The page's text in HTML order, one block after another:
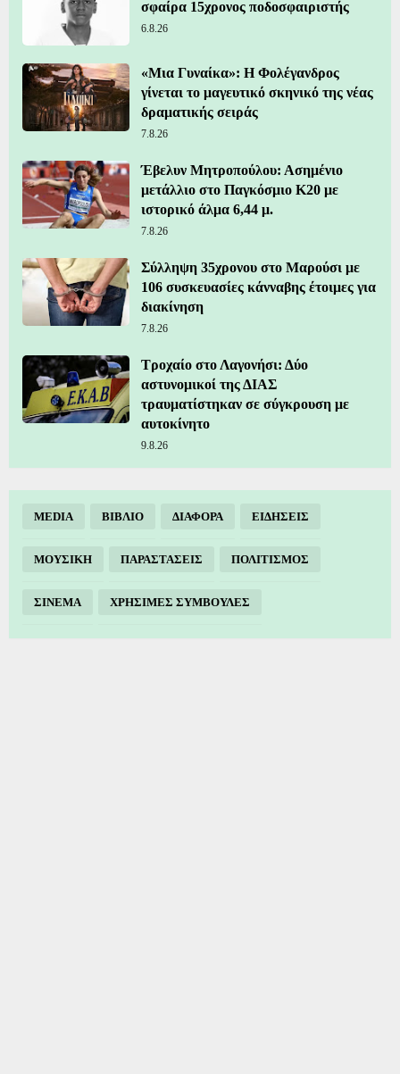
σφαίρα 15χρονος ποδοσφαιριστής
6.8.26
«Μια Γυναίκα»: Η Φολέγανδρος
γίνεται το μαγευτικό σκηνικό της νέας
δραματικής σειράς
7.8.26
Έβελυν Μητροπούλου: Ασημένιο
μετάλλιο στο Παγκόσμιο Κ20 με
ιστορικό άλμα 6,44 μ.
7.8.26
Σύλληψη 35χρονου στο Μαρούσι με
106 συσκευασίες κάνναβης έτοιμες για
διακίνηση
7.8.26
Τροχαίο στο Λαγονήσι: Δύο
αστυνομικοί της ΔΙΑΣ
τραυματίστηκαν σε σύγκρουση με
αυτοκίνητο
9.8.26
MEDIA ΒΙΒΛΙΟ ΔΙΑΦΟΡΑ ΕΙΔΗΣΕΙΣ
ΜΟΥΣΙΚΗ ΠΑΡΑΣΤΑΣΕΙΣ ΠΟΛΙΤΙΣΜΟΣ
ΣΙΝΕΜΑ ΧΡΗΣΙΜΕΣ ΣΥΜΒΟΥΛΕΣ